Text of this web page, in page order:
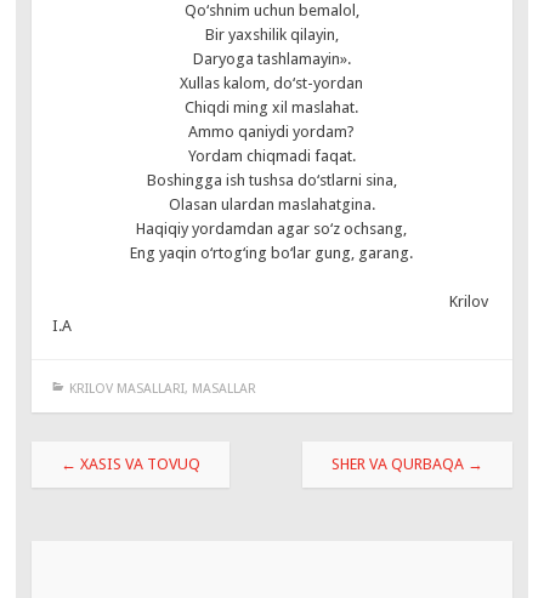
Qo‘shnim uchun bemalol,
Bir yaxshilik qilayin,
Daryoga tashlamayin».
Xullas kalom, do‘st-yordan
Chiqdi ming xil maslahat.
Ammo qaniydi yordam?
Yordam chiqmadi faqat.
Boshingga ish tushsa do‘stlarni sina,
Olasan ulardan maslahatgina.
Haqiqiy yordamdan agar so‘z ochsang,
Eng yaqin o‘rtog‘ing bo‘lar gung, garang.
Krilov
I.A
KRILOV MASALLARI, MASALLAR
Навигация
по
← XASIS VA TOVUQ SHER VA QURBAQA →